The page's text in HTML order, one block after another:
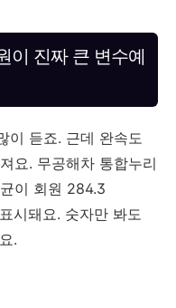
이 진짜 큰 변수예
이 듣죠. 근데 완속도
요. 무공해차 통합누리
이 회원 284.3
시돼요. 숫자만 봐도
.